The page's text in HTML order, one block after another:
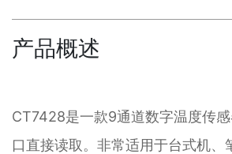
产品概述
CT7428是一款9通道数字温度传
口直接读取。非常适用于台式机、